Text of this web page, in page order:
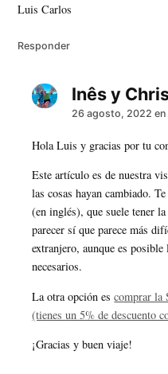
Luis Carlos
Responder
Inês y
26 agosto, 2022 en
Hola Luis y gracias por tu
Este artículo es de nuestra
las cosas hayan cambiado.
(en inglés), que suele tener
parecer sí que parece más
extranjero, aunque es
necesarios.
La otra opción escomprar la
(tienes un 5% de descuento
¡Gracias y buen viaje!